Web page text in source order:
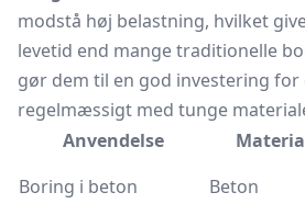
modstå høj belastning, hvilket
levetid end mange traditionelle
gør dem til en god investering
regelmæssigt med tunge
Anvendelse
Boring i beton
Beton